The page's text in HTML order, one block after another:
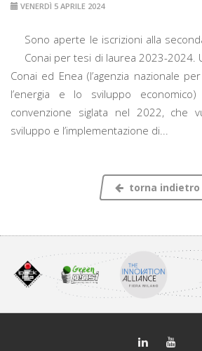
VENERDÌ 5 APRILE 2024
Sono aperte le iscrizioni alla
Conai per tesi di laurea 2023-2024.
Conai ed Enea (l’agenzia nazionale
l’energia e lo sviluppo
convenzione siglata nel 2022, che
sviluppo e l’implementazione di...
torna indietro